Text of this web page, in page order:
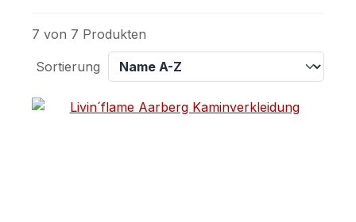
7 von 7 Produkten
Sortierung